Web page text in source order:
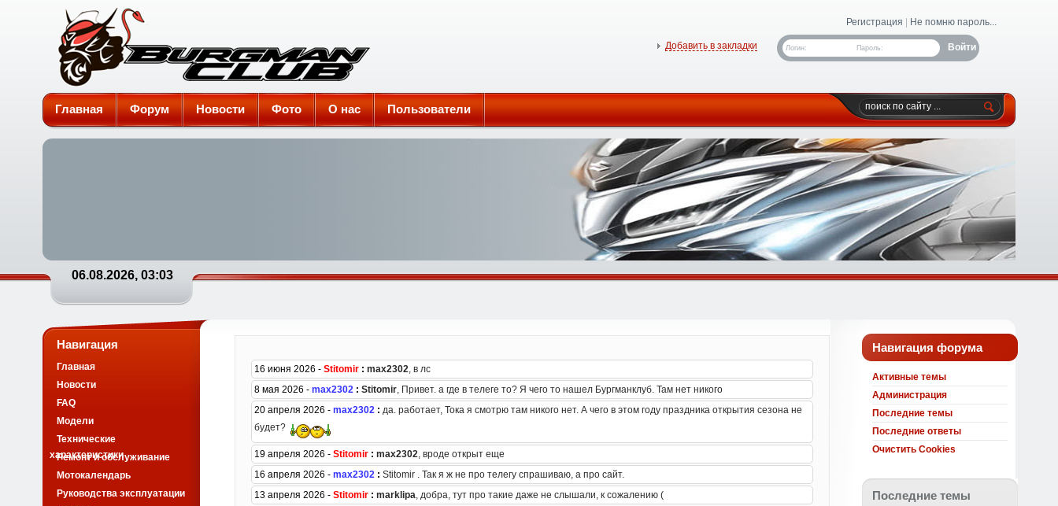
Burgman-Club
Регистрация Не помню пароль...
Логин: Пароль:
Добавить в закладки
Главная Форум Новости Фото О нас Пользователи
06.08.2026, 03:03
Навигация форума
Активные темы
Администрация
Последние темы
Последние ответы
Очистить Cookies
Последние темы
Навигация
Главная
Новости
FAQ
Модели
Технические
характеристики
Ремонт и обслуживание
Мотокалендарь
Руководства эксплуатации